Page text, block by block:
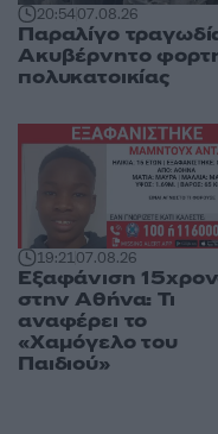
20:5407.08.26
Παραλίγο
Ακυβέρνητο
πολυκατοικίας
19:2107.08.26
Εξαφάνιση
στην Αθήνα: Τι
αναφέρει το
«Χαμόγελο του
Παιδιού»